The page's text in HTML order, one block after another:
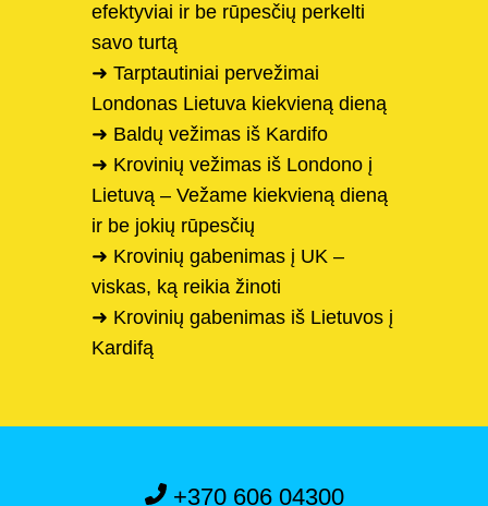
efektyviai ir be rūpesčių perkelti
savo turtą
➜ Tarptautiniai pervežimai
Londonas Lietuva kiekvieną dieną
➜ Baldų vežimas iš Kardifo
➜ Krovinių vežimas iš Londono į
Lietuvą – Vežame kiekvieną dieną
ir be jokių rūpesčių
➜ Krovinių gabenimas į UK –
viskas, ką reikia žinoti
➜ Krovinių gabenimas iš Lietuvos į
Kardifą
+370 606 04300